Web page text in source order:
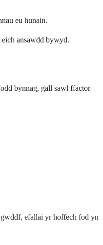
eu hunain.
ansawdd bywyd.
bynnag, gall sawl ffactor
efallai yr hoffech fod yn